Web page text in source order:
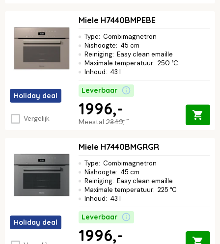
Holiday deal
Vergelijk
Miele H7440BMPEBE
Type: Combimagnetron
Nishoogte: 45 cm
Reiniging: Easy clean emaille
Maximale temperatuur: 250 °C
Inhoud: 43 l
Leverbaar
Meestal 2349,-
1996,-
Holiday deal
Miele H7440BMGRGR
Type: Combimagnetron
Nishoogte: 45 cm
Reiniging: Easy clean emaille
Maximale temperatuur: 225 °C
Inhoud: 43 l
Leverbaar
1996,-